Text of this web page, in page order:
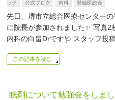
ック
公式ブログ 内科 登録医総会
先日、堺市立総合医療センター
に院長が参加されました✨ 写真2
内科の白畠Drです🩺 スタッフ投
この記事を読む
眠剤について勉強会をしま